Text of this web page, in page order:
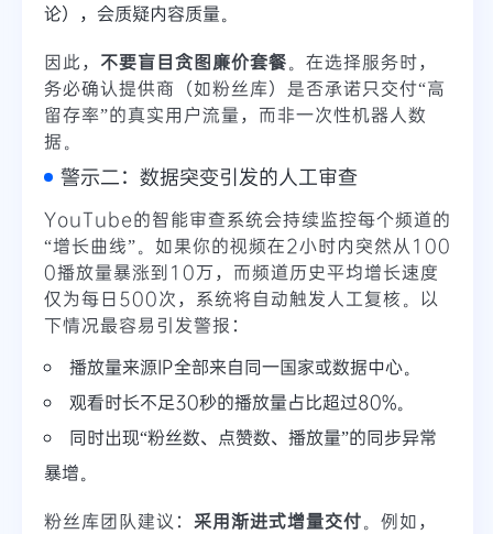
论），会质疑内容质量。
因此， 不要盲目贪图廉价套餐。在选择服务时，
务必确认提供商（如粉丝库）是否承诺只交付“高
留存率”的真实用户流量，而非一次性机器人数
据。
警示二：数据突变引发的人工审查
YouTube的智能审查系统会持续监控每个频道的
“增长曲线”。如果你的视频在2小时内突然从100
0播放量暴涨到10万，而频道历史平均增长速度
仅为每日500次，系统将自动触发人工复核。以
下情况最容易引发警报：
播放量来源IP全部来自同一国家或数据中心。
观看时长不足30秒的播放量占比超过80%。
同时出现“粉丝数、点赞数、播放量”的同步异常
暴增。
粉丝库团队建议： 采用渐进式增量交付。例如，